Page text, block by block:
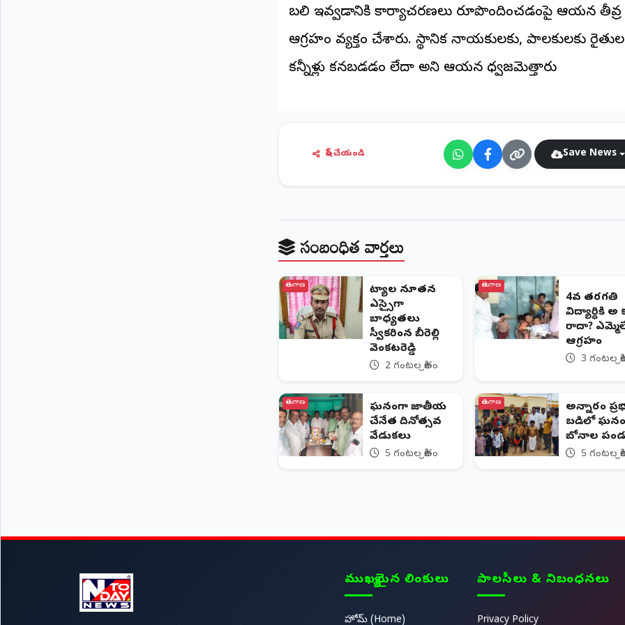
బలి ఇవ్వడానికి కార్యాచరణలు రూపొందించడంపై ఆయన తీవ్ర
ఆగ్రహం వ్యక్తం చేశారు. స్థానిక నాయకులకు, పాలకులకు రైతుల
కన్నీళ్లు కనబడడం లేదా అని ఆయన ధ్వజమెత్తారు
షేర్ చేయండి Save News
సంబంధిత వార్తలు
తెలంగాణ
​చిట్యాల నూతన
ఎస్సైగా
బాధ్యతలు
స్వీకరించిన బీరెల్లి
వెంకటరెడ్డి
2 గంటల క్రితం
తెలంగాణ
4వ తరగతి
విద్యార్థికి అ
రాదా?
ఆగ్రహం
3 గంటల
తెలంగాణ
ఘనంగా జాతీయ
చేనేత దినోత్సవ
వేడుకలు
5 గంటల క్రితం
తెలంగాణ
అన్నారం
బడిలో
బోనాల
5 గంటల
ముఖ్యమైన లింకులు
హోమ్ (Home)
పాలసీలు & నిబంధనలు
Privacy Policy